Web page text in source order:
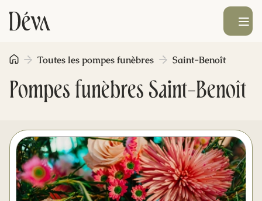
Obsèques
Prévoyance
Monument funéraire
Livraison de fleurs
Ouvrir le
Pompes funèbres Saint-Benoît
Toutes les pompes funèbres Saint-Benoît